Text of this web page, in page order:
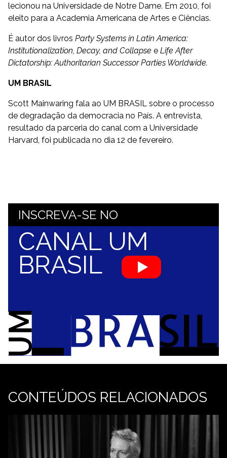
lecionou na Universidade de Notre Dame. Em 2010, foi
eleito para a Academia Americana de Artes e Ciências.
É autor dos livros Party Systems in Latin America:
Institutionalization, Decay, and Collapse e Life After
Dictatorship: Authoritarian Successor Parties Worldwide.
UM BRASIL
Scott Mainwaring fala ao UM BRASIL sobre o processo
de degradação da democracia no País. A entrevista,
resultado da parceria do canal com a Universidade
Harvard, foi publicada no dia 12 de fevereiro.
INSCREVA-SE NO
CANAL UM
BRASIL
CONTEÚDOS RELACIONADOS